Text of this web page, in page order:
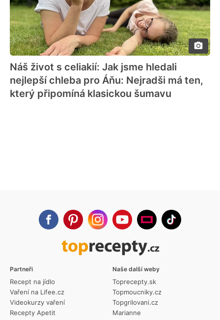
Náš život s celiakií: Jak jsme hledali
nejlepší chleba pro Áňu: Nejradši má ten,
který připomíná klasickou šumavu
Partneři
Recept na jídlo
Vaření na Lifee.cz
Videokurzy vaření
Recepty Apetit
Naše další weby
Toprecepty.sk
Topmoucniky.cz
Topgrilovani.cz
Marianne